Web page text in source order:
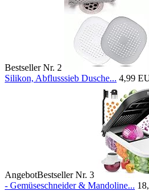
Bestseller Nr. 2
Silikon, Abflusssieb Dusche... 4,99
AngebotBestseller Nr. 3
- Gemüseschneider & Mandoline...